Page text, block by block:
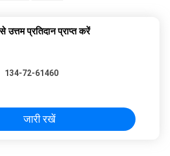
उत्तम प्रतिदान प्राप्त करें
134-72-61460
जारी रखें